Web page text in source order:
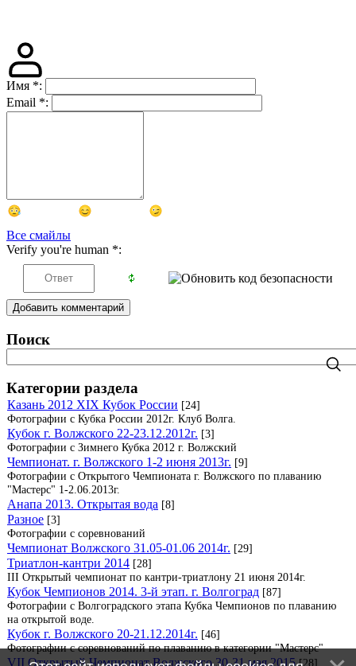
Имя *:
Email *:
Все смайлы
Verify you're human *:
Добавить комментарий
Поиск
Категории раздела
Казань 2012 XIX Кубок России [24]
Фотографии с Кубка России 2012г. Клуб Волга.
Кубок г. Волжского 22-23.12.2012г. [3]
Фотографии с Зимнего Кубка 2012 г. Волжский
Чемпионат. г. Волжского 1-2 июня 2013г. [9]
Фотографии с Открытого Чемпионата г. Волжского по плаванию
"Мастерс" 1-2.06.2013г.
Анапа 2013. Открытая вода [8]
Разное [3]
Фотографии с соревнований
Чемпионат Волжского 31.05-01.06 2014г. [29]
Триатлон-кантри 2014 [28]
III Открытый чемпионат по кантри-триатлону 21 июня 2014г.
Кубок Чемпионов 2014. 3-й этап. г. Волгоград [87]
Фотографии с Волгоградского этапа Кубка Чемпионов по плаванию
на открытой воде.
Кубок г. Волжского 20-21.12.2014г. [46]
Фотографии с соревнований по плаванию в категории "Мастерс"
VII Открытый Чемпионат Волжского 30-31 мая 2015 [28]